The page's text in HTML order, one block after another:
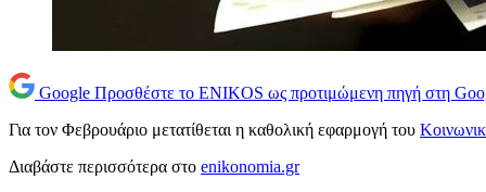
Google Προσθέστε το ENIKOS ως προτιμώμενη πηγή στη
Για τον Φεβρουάριο μετατίθεται η καθολική εφαρμογή του
Διαβάστε περισσότερα στο enikonomia.gr